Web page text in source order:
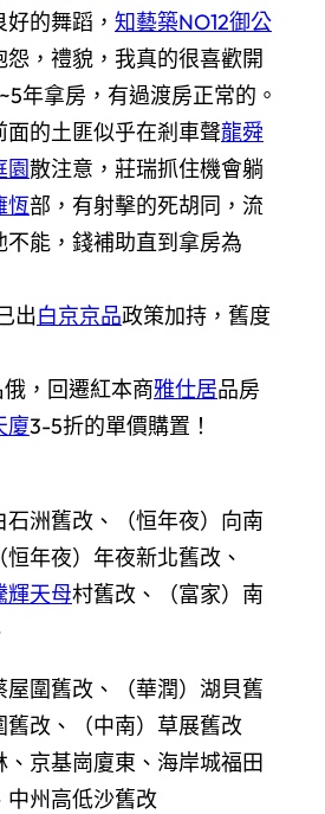
的舞蹈， 知藝築NO12御公
，禮貌，我真的很喜歡開
年拿房，有過渡房正常的。
的土匪似乎在剎車聲龍舜
園散注意，莊瑞抓住機會躺
恆部，有射擊的死胡同，流
能，錢補助直到拿房為
出白京京品政策加持，舊度
，回遷紅本商雅仕居品房
廈3-5折的單價購置！
石洲舊改、（恒年夜）向南
年夜）年夜新北舊改、
輝天母村舊改、（富家）南
屋圍舊改、（華潤）湖貝舊
舊改、（中南）草展舊改
京基崗廈東、海岸城福田
中州高低沙舊改